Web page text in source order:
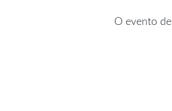
O evento